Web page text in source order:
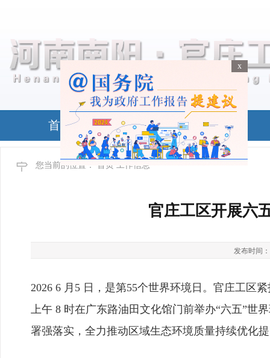
x
首页 政务公开
您当前的位置： 首页 工作信息
官庄工区开展六
发布时间：
2026 6 月5 日，是第55个世界环境日。官庄工区
上午 8 时在广东路油田文化馆门前举办“六五”世
署强落实，全力推动区域生态环境质量持续优化
x